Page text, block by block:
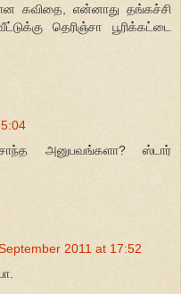
கவிதை, என்னாது தங்கச்சி
தெரிஞ்சா பூரிக்கட்டை
அனுபவங்களா? ஸ்டார்
2011 at 17:52